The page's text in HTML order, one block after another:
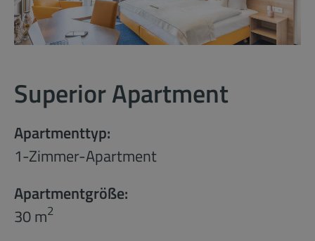
Superior Apartment
Apartmenttyp:
1-Zimmer-Apartment
Apartmentgröße:
30 m2